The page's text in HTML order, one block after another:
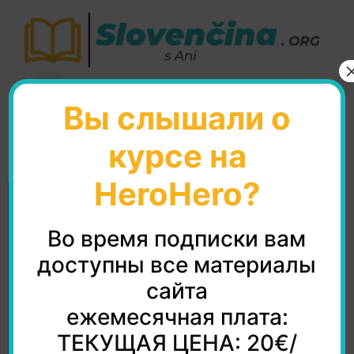
Študent C
Вы слышали о
курсе на
HeroHero?
Во время подписки вам
доступны все материалы
сайта
ежемесячная плата:
ТЕКУЩАЯ ЦЕНА: 20€/